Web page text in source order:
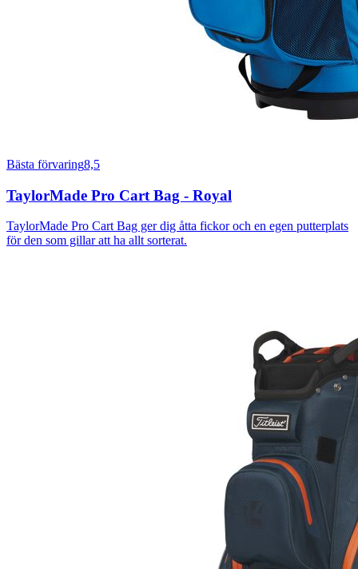
Bästa förvaring8,5
TaylorMade Pro Cart Bag - Royal
TaylorMade Pro Cart Bag ger dig åtta fickor och en egen putterplats
för den som gillar att ha allt sorterat.